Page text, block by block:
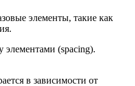
элементы, такие как
(spacing).
в зависимости от